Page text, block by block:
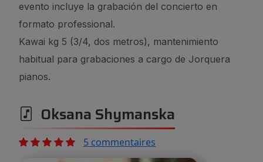
evento incluye la grabación del concierto en
formato professional.
Kawai kg 5 (3/4, dos metros), mantenimiento
habitual para grabaciones a cargo de Jorquera
pianos.
Oksana Shymanska
5 commentaires